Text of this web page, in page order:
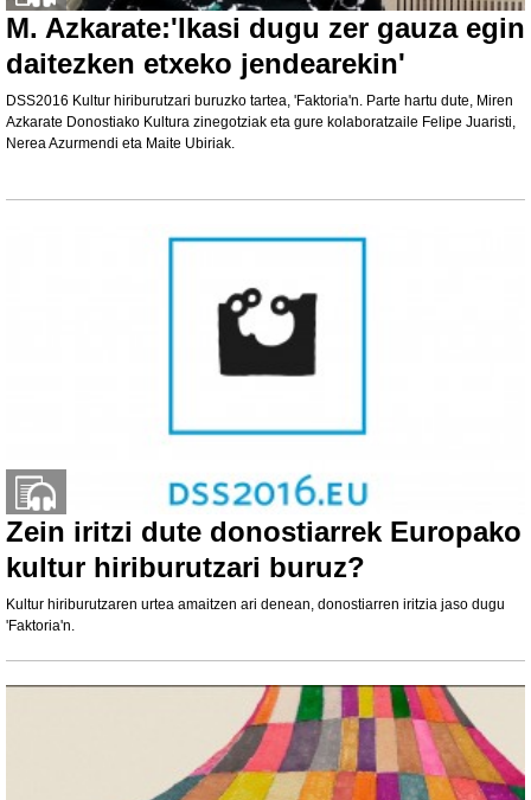
M. Azkarate:'Ikasi dugu zer gauza egin
daitezken etxeko jendearekin'
DSS2016 Kultur hiriburutzari buruzko tartea, 'Faktoria'n. Parte hartu dute, Miren
Azkarate Donostiako Kultura zinegotziak eta gure kolaboratzaile Felipe Juaristi,
Nerea Azurmendi eta Maite Ubiriak.
Zein iritzi dute donostiarrek Europako
kultur hiriburutzari buruz?
Kultur hiriburutzaren urtea amaitzen ari denean, donostiarren iritzia jaso dugu
'Faktoria'n.